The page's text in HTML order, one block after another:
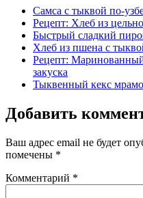
Самса с тыквой по-
Рецепт: Хлеб из
Быстрый сладкий
Хлеб из пшена с
Рецепт:
закуска
Тыквенный кекс
Добавить
Ваш адрес email не будет
помечены *
Комментарий *